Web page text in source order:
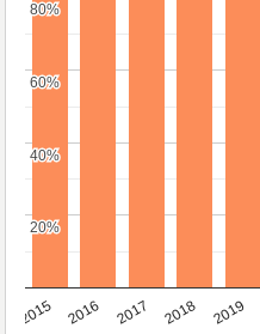
2015 2016 2017 2018 2019
20%
20%
40%
40%
60%
60%
80%
80%